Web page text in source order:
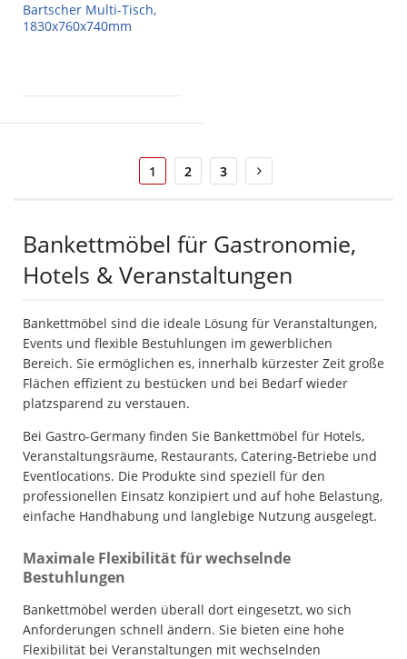
Bartscher Multi-Tisch,
1830x760x740mm
Seite
Sie
lesen
gerade
1 Seite
2 Seite
3 Seite
Weiter
Bankettmöbel für Gastronomie,
Hotels & Veranstaltungen
Bankettmöbel sind die ideale Lösung für Veranstaltungen,
Events und flexible Bestuhlungen im gewerblichen
Bereich. Sie ermöglichen es, innerhalb kürzester Zeit große
Flächen effizient zu bestücken und bei Bedarf wieder
platzsparend zu verstauen.
Bei Gastro-Germany finden Sie Bankettmöbel für Hotels,
Veranstaltungsräume, Restaurants, Catering-Betriebe und
Eventlocations. Die Produkte sind speziell für den
professionellen Einsatz konzipiert und auf hohe Belastung,
einfache Handhabung und langlebige Nutzung ausgelegt.
Maximale Flexibilität für wechselnde
Bestuhlungen
Bankettmöbel werden überall dort eingesetzt, wo sich
Anforderungen schnell ändern. Sie bieten eine hohe
Flexibilität bei Veranstaltungen mit wechselnden